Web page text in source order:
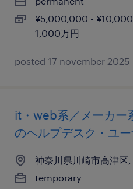
¥5,000,000 -
1,000万円
posted 17 november 2025
it・web系／メーカー
のヘルプデスク・ユ
神奈川県川崎市高津区
temporary